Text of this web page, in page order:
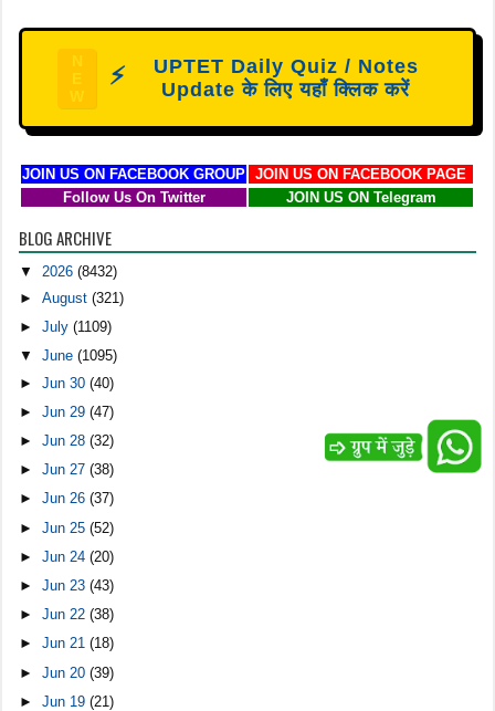
⚡
UPTET Daily Quiz / Notes
Update के लिए यहाँ क्लिक करें
JOIN US ON FACEBOOK GROUP
JOIN US ON FACEBOOK PAGE
Follow Us On Twitter
JOIN US ON Telegram
BLOG ARCHIVE
▼ 2026(8432)
►August(321)
►July(1109)
▼June(1095)
►Jun 30(40)
►Jun 29(47)
►Jun 28(32)
►Jun 27(38)
►Jun 26(37)
►Jun 25(52)
►Jun 24(20)
►Jun 23(43)
►Jun 22(38)
►Jun 21(18)
►Jun 20(39)
►Jun 19(21)